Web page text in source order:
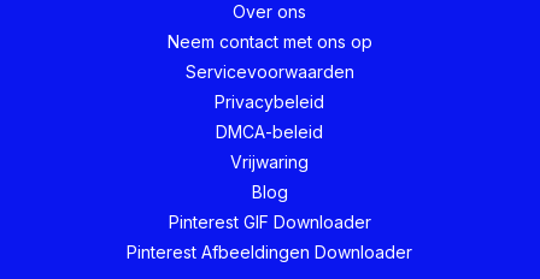
Over ons
Neem contact met ons op
Servicevoorwaarden
Privacybeleid
DMCA-beleid
Vrijwaring
Blog
Pinterest GIF Downloader
Pinterest Afbeeldingen Downloader